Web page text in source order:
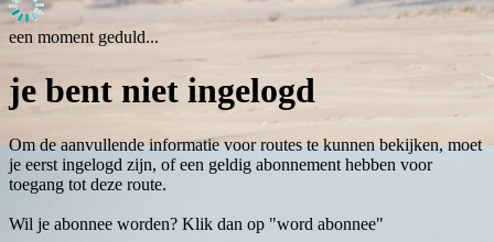
een moment geduld...
je bent niet ingelogd
Om de aanvullende informatie voor routes te kunnen bekijken, moet
je eerst ingelogd zijn, of een geldig abonnement hebben voor
toegang tot deze route.
Wil je abonnee worden? Klik dan op "word abonnee"